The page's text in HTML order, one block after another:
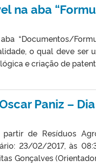
na aba
“Documentos/
o qual deve ser
e criação de
Paniz –
de Resíduos
23/02/2017, às
Gonçalves